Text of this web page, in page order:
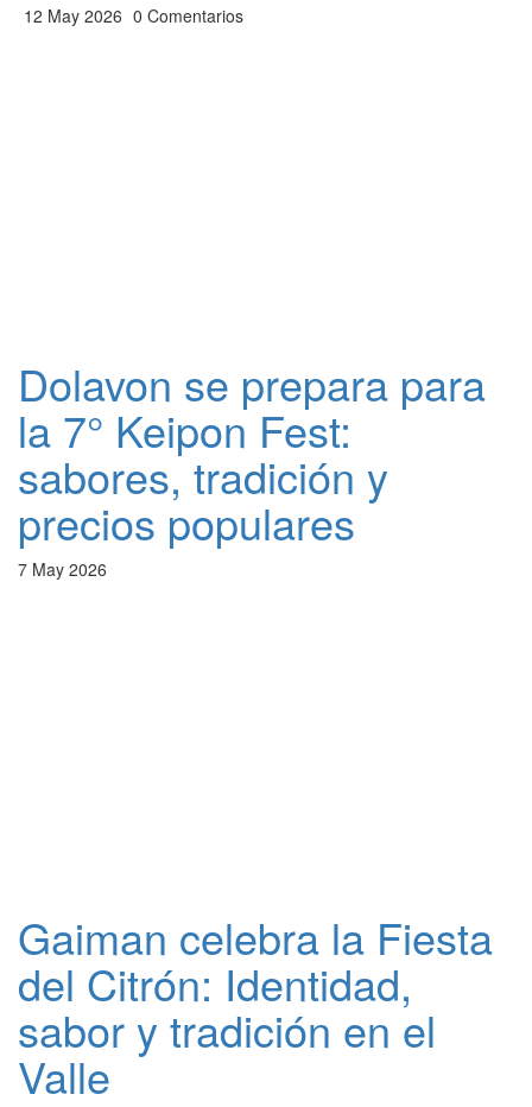
12 May 2026 0 Comentarios
Dolavon se prepara para
la 7° Keipon Fest:
sabores, tradición y
precios populares
7 May 2026
Gaiman celebra la Fiesta
del Citrón: Identidad,
sabor y tradición en el
Valle